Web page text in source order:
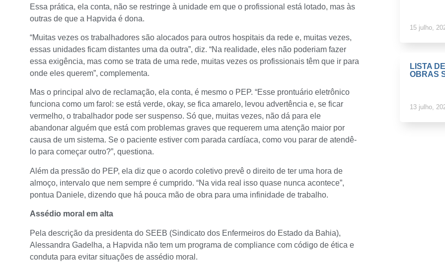
Essa prática, ela conta, não se restringe à unidade em que o profissional está lotado, mas às
outras de que a Hapvida é dona.
“Muitas vezes os trabalhadores são alocados para outros hospitais da rede e, muitas vezes,
essas unidades ficam distantes uma da outra”, diz. “Na realidade, eles não poderiam fazer
essa exigência, mas como se trata de uma rede, muitas vezes os profissionais têm que ir para
onde eles querem”, complementa.
Mas o principal alvo de reclamação, ela conta, é mesmo o PEP. “Esse prontuário eletrônico
funciona como um farol: se está verde, okay, se fica amarelo, levou advertência e, se ficar
vermelho, o trabalhador pode ser suspenso. Só que, muitas vezes, não dá para ele
abandonar alguém que está com problemas graves que requerem uma atenção maior por
causa de um sistema. Se o paciente estiver com parada cardíaca, como vou parar de atendê-
lo para começar outro?”, questiona.
Além da pressão do PEP, ela diz que o acordo coletivo prevê o direito de ter uma hora de
almoço, intervalo que nem sempre é cumprido. “Na vida real isso quase nunca acontece”,
pontua Daniele, dizendo que há pouca mão de obra para uma infinidade de trabalho.
Assédio moral em alta
Pela descrição da presidenta do SEEB (Sindicato dos Enfermeiros do Estado da Bahia),
Alessandra Gadelha, a Hapvida não tem um programa de compliance com código de ética e
conduta para evitar situações de assédio moral.
15 julho,
LISTA
OBRAS
13 julho,